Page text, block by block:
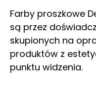
Farby proszkowe
są przez
skupionych na
produktów z
punktu widzenia.